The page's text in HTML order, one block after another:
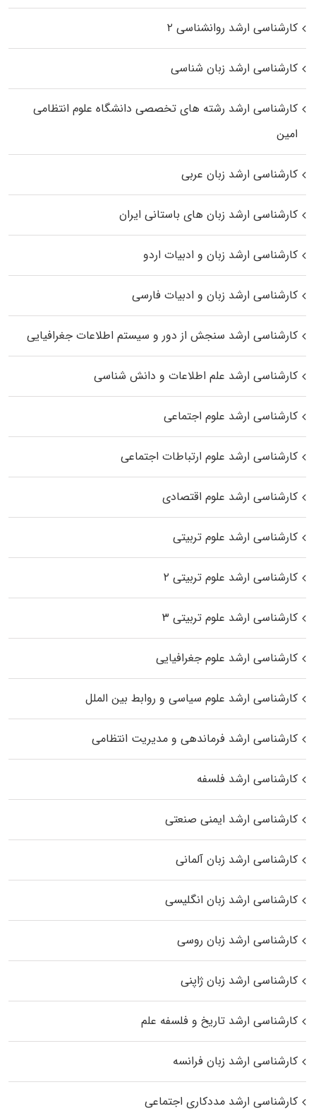
کارشناسی ارشد روانشناسی ۲
کارشناسی ارشد زبان شناسی
کارشناسی ارشد رﺷﺘﻪ ﻫﺎی تخصصی داﻧﺸﮕﺎه ﻋﻠﻮم انتظامی
اﻣﻴﻦ
کارشناسی ارشد زبان عربی
کارشناسی ارشد زبان‌ های باستانی ایران
کارشناسی ارشد زبان و ادبیات اردو
کارشناسی ارشد زبان و ادبیات فارسی
کارشناسی ارشد سنجش از دور و سیستم اطلاعات جغرافیایی
کارشناسی ارشد علم اطلاعات و دانش شناسی
کارشناسی ارشد علوم اجتماعی
کارشناسی ارشد علوم ارتباطات اجتماعی
کارشناسی ارشد علوم اقتصادی
کارشناسی ارشد علوم تربیتی
کارشناسی ارشد علوم تربیتی ۲
کارشناسی ارشد علوم تربیتی ۳
کارشناسی ارشد علوم جغرافیایی
کارشناسی ارشد علوم سیاسی و روابط بین الملل
کارشناسی ارشد فرماندهی و مدیریت انتظامی
کارشناسی ارشد فلسفه
کارشناسی ارشد ایمنی صنعتی
کارشناسی ارشد زبان آلمانی
کارشناسی ارشد زبان انگلیسی
کارشناسی ارشد زبان روسی
کارشناسی ارشد زبان ژاپنی
کارشناسی ارشد تاریخ و فلسفه علم
کارشناسی ارشد زبان فرانسه
کارشناسی ارشد مددکاری اجتماعی